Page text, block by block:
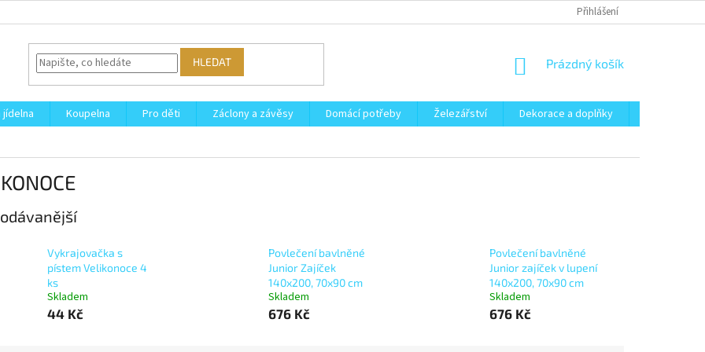
Přihlášení
HLEDAT
NÁKUPNÍ
Prázdný košík
jídelna Koupelna Pro děti Záclony a závěsy Domácí potřeby Železářství Dekorace a doplňky
Vykrajovačka s
pístem Velikonoce 4
ks
Skladem
44 Kč
Povlečení bavlněné
Junior Zajíček
140x200, 70x90 cm
Skladem
676 Kč
Povlečení bavlněné
Junior zajíček v lupení
140x200, 70x90 cm
Skladem
676 Kč